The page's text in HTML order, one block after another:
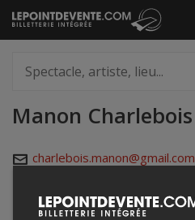
Passer
au
artiste,
lieu...
Manon Charlebois
charlebois.manon@gmail.com
Événements à venir